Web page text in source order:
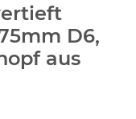
D6,
aus